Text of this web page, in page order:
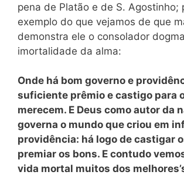
pena de Platão e de S. Agostinho;
exemplo do que vejamos de que
demonstra ele o consolador
imortalidade da alma:
Onde há bom governo e
suficiente prêmio e castigo para
merecem. E Deus como autor da
governa o mundo que criou em
providência: há logo de castigar
premiar os bons. E contudo
vida mortal muitos dos